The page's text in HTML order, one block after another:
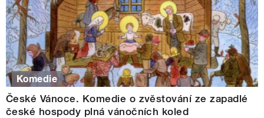
Komedie
České Vánoce. Komedie o zvěstování ze zapadlé
české hospody plná vánočních koled